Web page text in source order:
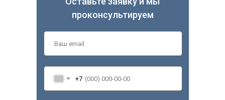
+7
проконсультируем